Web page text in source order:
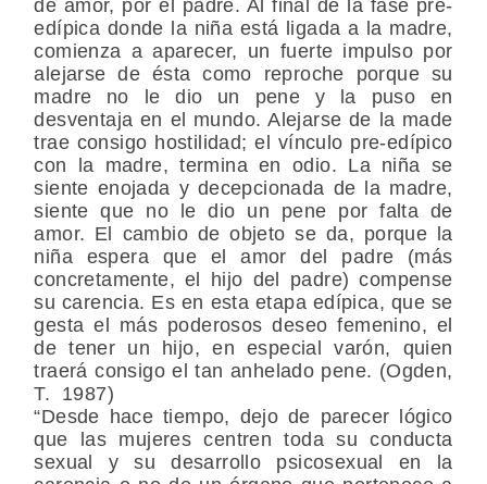
de amor, por el padre. Al final de la fase pre-
edípica donde la niña está ligada a la madre,
comienza a aparecer, un fuerte impulso por
alejarse de ésta como reproche porque su
madre no le dio un pene y la puso en
desventaja en el mundo. Alejarse de la made
trae consigo hostilidad; el vínculo pre-edípico
con la madre, termina en odio. La niña se
siente enojada y decepcionada de la madre,
siente que no le dio un pene por falta de
amor. El cambio de objeto se da, porque la
niña espera que el amor del padre (más
concretamente, el hijo del padre) compense
su carencia. Es en esta etapa edípica, que se
gesta el más poderosos deseo femenino, el
de tener un hijo, en especial varón, quien
traerá consigo el tan anhelado pene. (Ogden,
T. 1987)
“Desde hace tiempo, dejo de parecer lógico
que las mujeres centren toda su conducta
sexual y su desarrollo psicosexual en la